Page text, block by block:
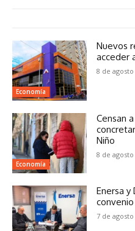
Economía
Nuevos
acceder
8 de
Economía
Censan
Niño
8 de
Enersa y
7 de